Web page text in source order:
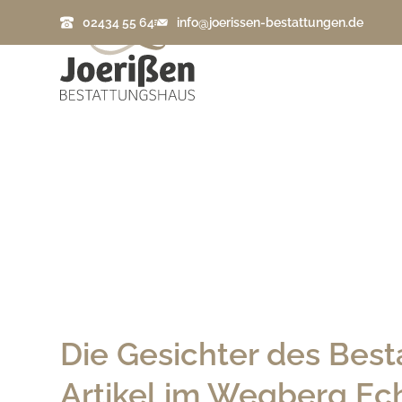
02434 55 64 info@joerissen-bestattungen.de
Die Gesichter des
Artikel im Wegberg